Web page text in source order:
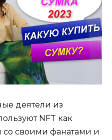
деятели из
NFT как
со своими фанатами и